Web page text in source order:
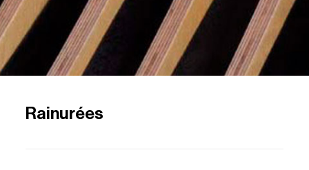
Rainurées